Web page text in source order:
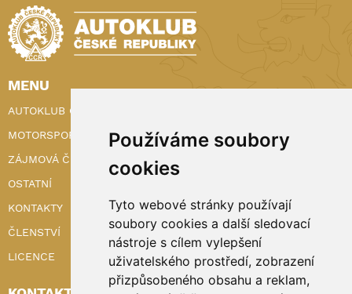
Používáme soubory
cookies
Tyto webové stránky používají
soubory cookies a další sledovací
nástroje s cílem vylepšení
uživatelského prostředí, zobrazení
přizpůsobeného obsahu a reklam,
MENU
AUTOKLUB ČR
MOTORSPORT
ZÁJMOVÁ ČINNOST
OSTATNÍ
KONTAKTY
ČLENSTVÍ
LICENCE